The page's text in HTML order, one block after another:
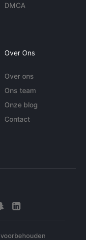
DMCA
Over Ons
Over ons
Ons team
Onze blog
Contact